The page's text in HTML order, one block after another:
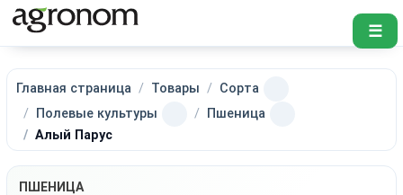
☰
Главная страница Товары
Сорта
Полевые культуры
Пшеница
Алый Парус
ПШЕНИЦА